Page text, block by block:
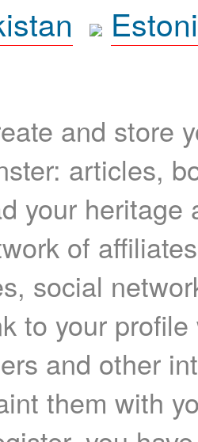
and store
articles,
your heritage
of
social
to your
and other
them with